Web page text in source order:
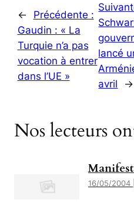
←
Précédente :
Gaudin : « La
Turquie n’a pas
vocation à entrer
dans l’UE »
lancé
avril
→
Nos lecteurs
16/05/2004